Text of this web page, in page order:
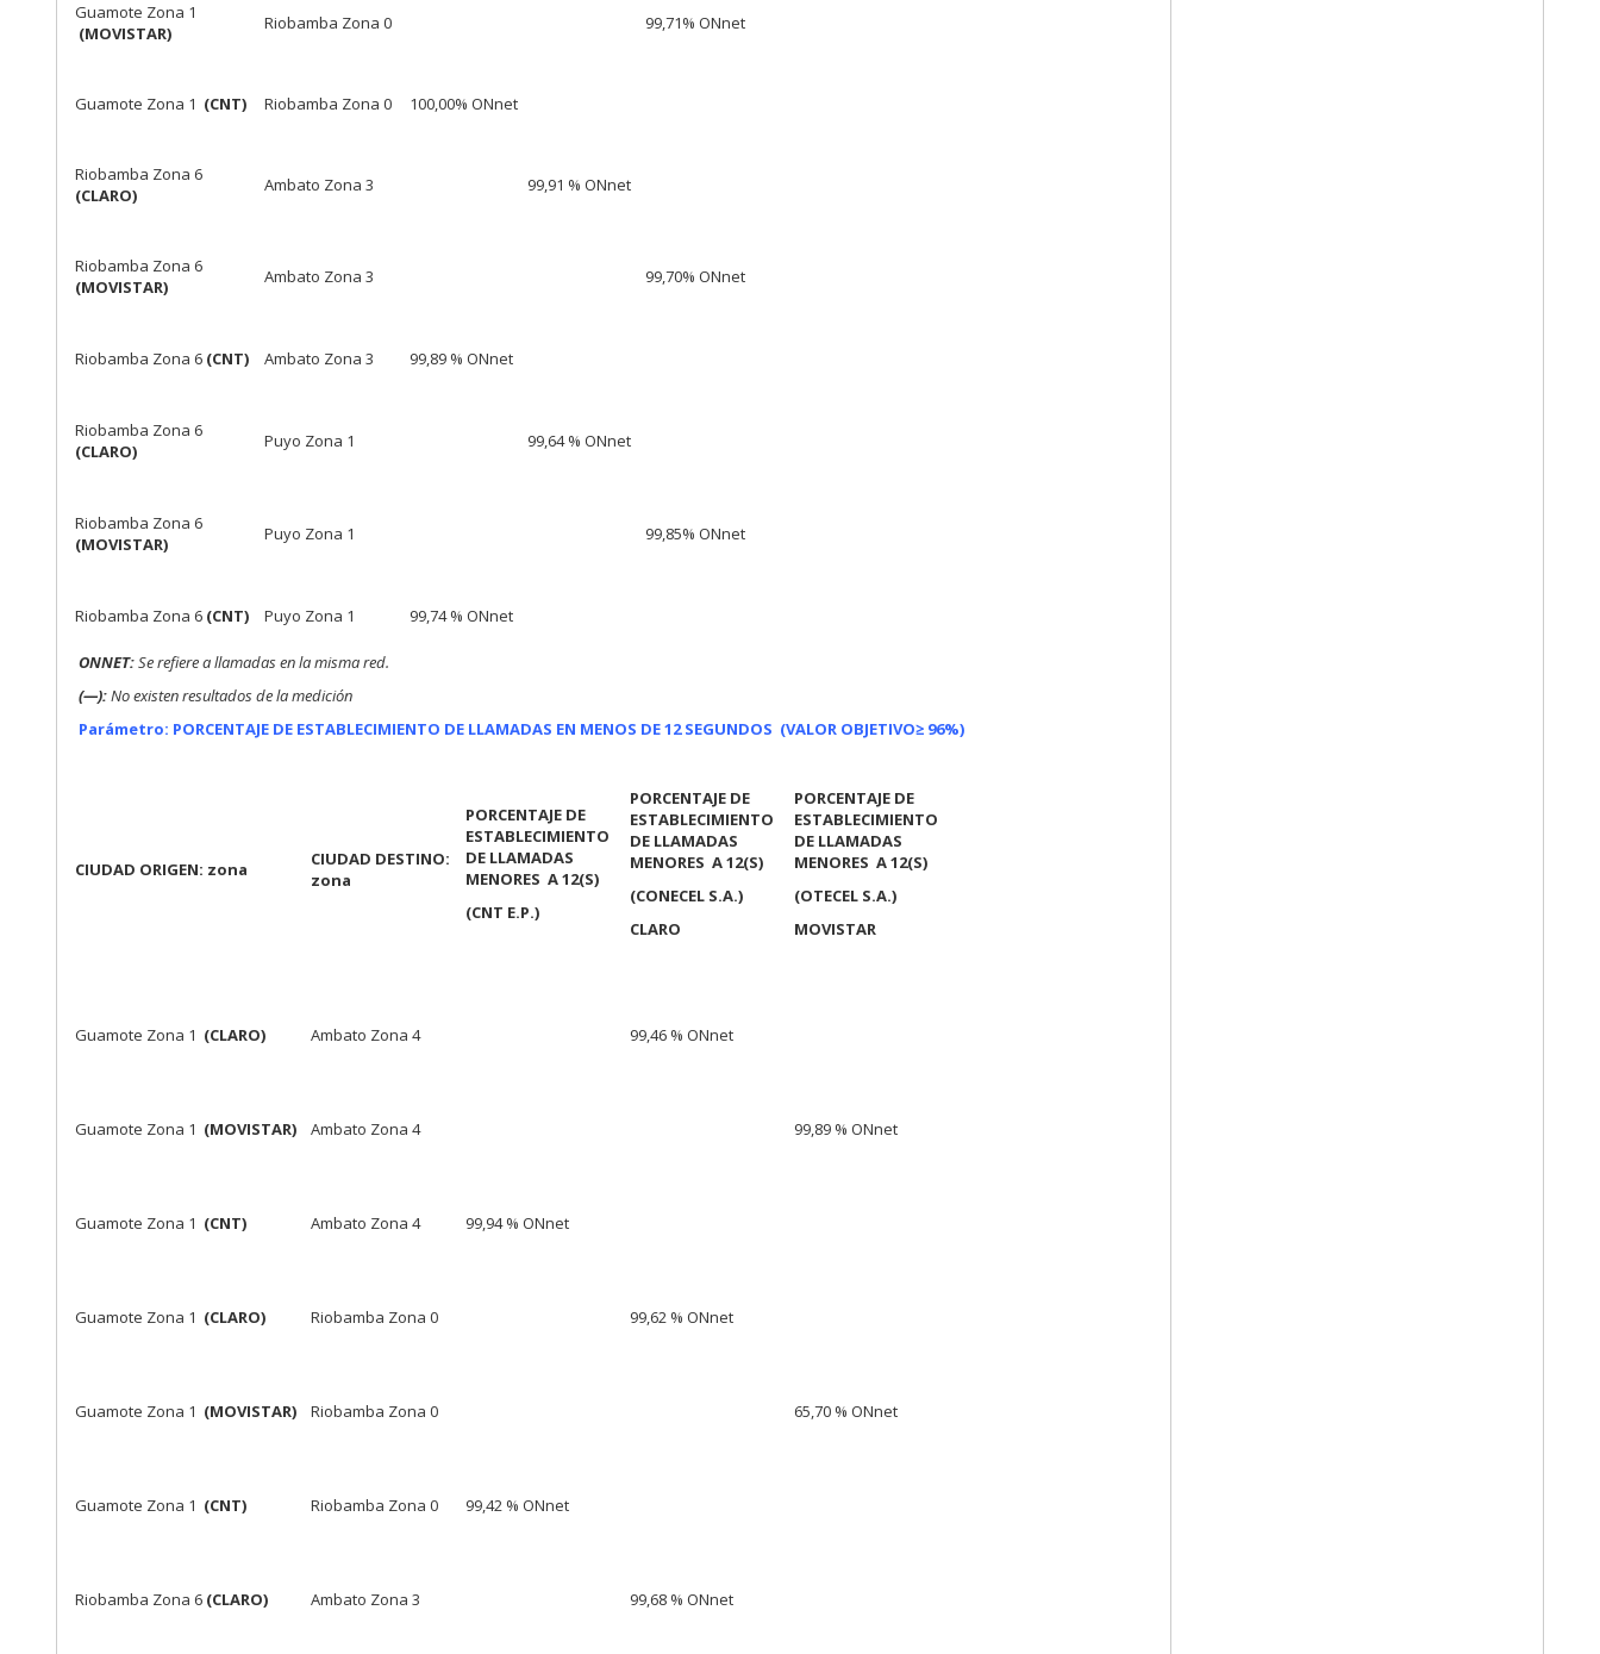
Guamote Zona 1
(MOVISTAR)
Riobamba Zona 0 99,71% ONnet
Guamote Zona 1 (CNT) Riobamba Zona 0 100,00% ONnet
Riobamba Zona 6
(CLARO)
Ambato Zona 3 99,91 % ONnet
Riobamba Zona 6
(MOVISTAR)
Ambato Zona 3 99,70% ONnet
Riobamba Zona 6 (CNT) Ambato Zona 3 99,89 % ONnet
Riobamba Zona 6
(CLARO)
Puyo Zona 1 99,64 % ONnet
Riobamba Zona 6
(MOVISTAR)
Puyo Zona 1 99,85% ONnet
Riobamba Zona 6 (CNT) Puyo Zona 1 99,74 % ONnet
ONNET:Se refiere a llamadas en la misma red.
(—):No existen resultados de la medición
Parámetro: PORCENTAJE DE ESTABLECIMIENTO DE LLAMADAS EN MENOS DE 12 SEGUNDOS (VALOR OBJETIVO≥ 96%)
CIUDAD ORIGEN: zona
CIUDAD DESTINO:
zona
PORCENTAJE DE
ESTABLECIMIENTO
DE LLAMADAS
MENORES A 12(S)
(CNT E.P.)
PORCENTAJE DE
ESTABLECIMIENTO
DE LLAMADAS
MENORES A 12(S)
(CONECEL S.A.)
CLARO
PORCENTAJE DE
ESTABLECIMIENTO
DE LLAMADAS
MENORES A 12(S)
(OTECEL S.A.)
MOVISTAR
Guamote Zona 1 (CLARO) Ambato Zona 4 99,46 % ONnet
Guamote Zona 1 (MOVISTAR) Ambato Zona 4 99,89 % ONnet
Guamote Zona 1 (CNT) Ambato Zona 4 99,94 % ONnet
Guamote Zona 1 (CLARO) Riobamba Zona 0 99,62 % ONnet
Guamote Zona 1 (MOVISTAR) Riobamba Zona 0 65,70 % ONnet
Guamote Zona 1 (CNT) Riobamba Zona 0 99,42 % ONnet
Riobamba Zona 6 (CLARO) Ambato Zona 3 99,68 % ONnet